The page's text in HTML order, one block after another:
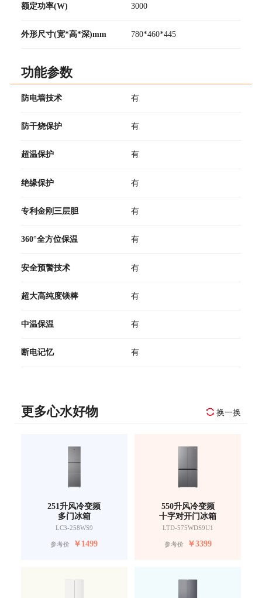
额定功率(W) 3000
外形尺寸(宽*高*深)mm 780*460*445
功能参数
防电墙技术 有
防干烧保护 有
超温保护 有
绝缘保护 有
专利金刚三层胆 有
360°全方位保温 有
安全预警技术 有
超大高纯度镁棒 有
中温保温 有
断电记忆 有
更多心水好物 换一换
251升风冷变频
多门冰箱
LC3-258WS9
参考价 ￥1499
550升风冷变频
十字对开门冰箱
LTD-575WDS9U1
参考价 ￥3399